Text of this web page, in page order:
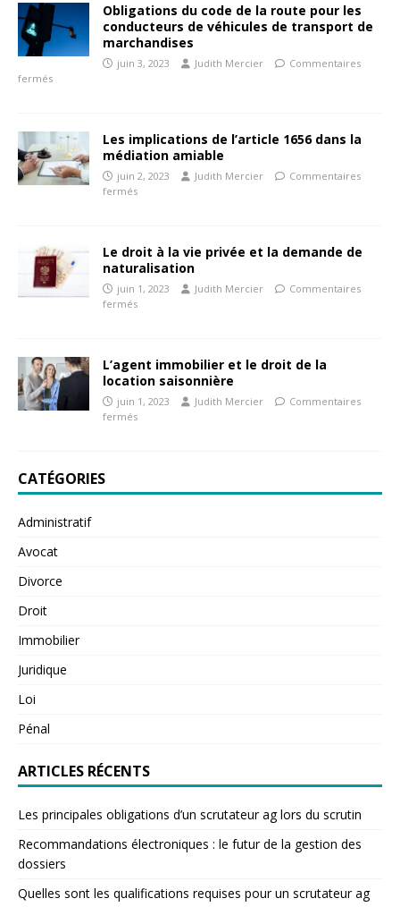
Obligations du code de la route pour les
conducteurs de véhicules de transport de
marchandises
juin 3, 2023 Judith Mercier
Commentaires
fermés
Les implications de l’article 1656 dans la
médiation amiable
juin 2, 2023 Judith Mercier
Commentaires
fermés
Le droit à la vie privée et la demande de
naturalisation
juin 1, 2023 Judith Mercier
Commentaires
fermés
L’agent immobilier et le droit de la
location saisonnière
juin 1, 2023 Judith Mercier
Commentaires
fermés
CATÉGORIES
Administratif
Avocat
Divorce
Droit
Immobilier
Juridique
Loi
Pénal
ARTICLES RÉCENTS
Les principales obligations d’un scrutateur ag lors du scrutin
Recommandations électroniques : le futur de la gestion des
dossiers
Quelles sont les qualifications requises pour un scrutateur ag